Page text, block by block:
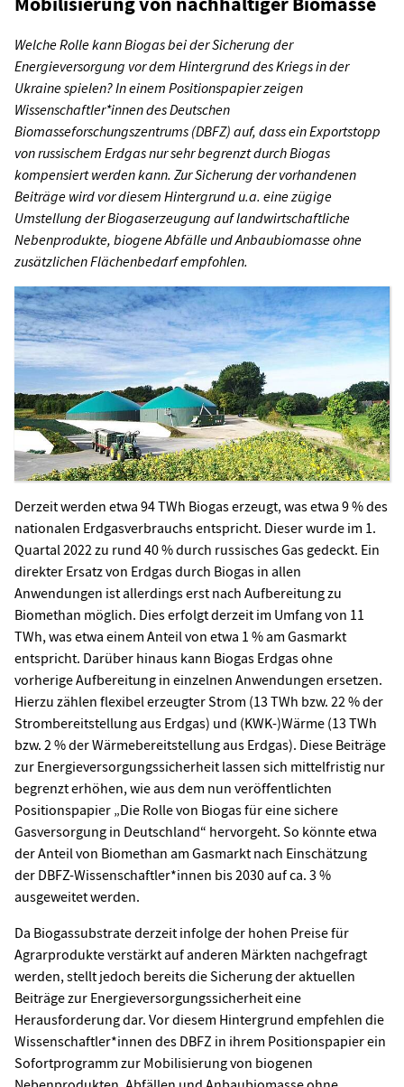
Welche Rolle kann Biogas bei der Sicherung der
Energieversorgung vor dem Hintergrund des Kriegs in der
Ukraine spielen? In einem Positionspapier zeigen
Wissenschaftler*innen des Deutschen
Biomasseforschungszentrums (DBFZ) auf, dass ein Exportstopp
von russischem Erdgas nur sehr begrenzt durch Biogas
kompensiert werden kann. Zur Sicherung der vorhandenen
Beiträge wird vor diesem Hintergrund u.a. eine zügige
Umstellung der Biogaserzeugung auf landwirtschaftliche
Nebenprodukte, biogene Abfälle und Anbaubiomasse ohne
zusätzlichen Flächenbedarf empfohlen.
Derzeit werden etwa 94 TWh Biogas erzeugt, was etwa 9 % des
nationalen Erdgasverbrauchs entspricht. Dieser wurde im 1.
Quartal 2022 zu rund 40 % durch russisches Gas gedeckt. Ein
direkter Ersatz von Erdgas durch Biogas in allen
Anwendungen ist allerdings erst nach Aufbereitung zu
Biomethan möglich. Dies erfolgt derzeit im Umfang von 11
TWh, was etwa einem Anteil von etwa 1 % am Gasmarkt
entspricht. Darüber hinaus kann Biogas Erdgas ohne
vorherige Aufbereitung in einzelnen Anwendungen ersetzen.
Hierzu zählen flexibel erzeugter Strom (13 TWh bzw. 22 % der
Strombereitstellung aus Erdgas) und (KWK-)Wärme (13 TWh
bzw. 2 % der Wärmebereitstellung aus Erdgas). Diese Beiträge
zur Energieversorgungssicherheit lassen sich mittelfristig nur
begrenzt erhöhen, wie aus dem nun veröffentlichten
Positionspapier „Die Rolle von Biogas für eine sichere
Gasversorgung in Deutschland“ hervorgeht. So könnte etwa
der Anteil von Biomethan am Gasmarkt nach Einschätzung
der DBFZ-Wissenschaftler*innen bis 2030 auf ca. 3 %
ausgeweitet werden.
Da Biogassubstrate derzeit infolge der hohen Preise für
Agrarprodukte verstärkt auf anderen Märkten nachgefragt
werden, stellt jedoch bereits die Sicherung der aktuellen
Beiträge zur Energieversorgungssicherheit eine
Herausforderung dar. Vor diesem Hintergrund empfehlen die
Wissenschaftler*innen des DBFZ in ihrem Positionspapier ein
Sofortprogramm zur Mobilisierung von biogenen